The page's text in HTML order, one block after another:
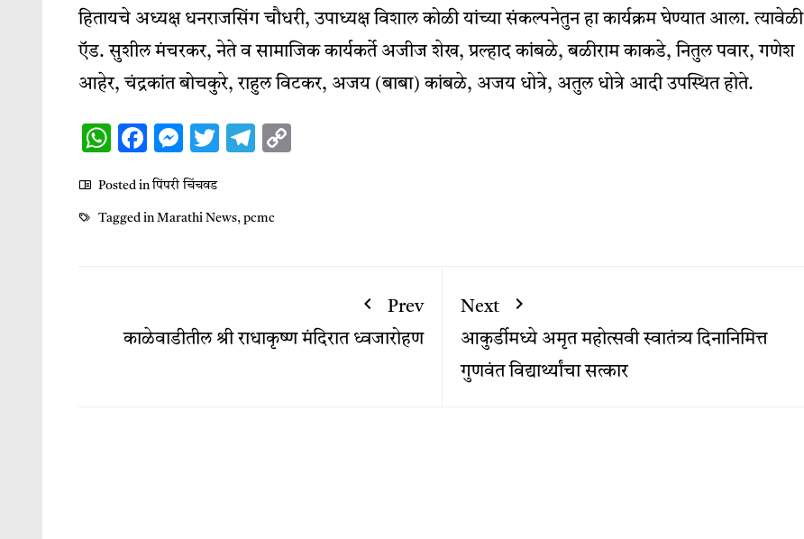
हितायचे अध्यक्ष धनराजसिंग चौधरी, उपाध्यक्ष विशाल कोळी यांच्या संकल्पनेतुन हा कार्यक्रम घेण्यात आला. त्यावेळी
ऍड. सुशील मंचरकर, नेते व सामाजिक कार्यकर्ते अजीज शेख, प्रल्हाद कांबळे, बळीराम काकडे, नितुल पवार, गणेश
आहेर, चंद्रकांत बोचकुरे, राहुल विटकर, अजय (बाबा) कांबळे, अजय धोत्रे, अतुल धोत्रे आदी उपस्थित होते.
WhatsApp
Facebook
Messenger
TwitterTelegram
Posted inपिंपरी चिंचवड
Tagged in Marathi News, pcmc
Prev
काळेवाडीतील श्री राधाकृष्ण मंदिरात ध्वजारोहण
Next
आकुर्डीमध्ये अमृत महोत्सवी स्वातंत्र्य दिनानिमित्त
गुणवंत विद्यार्थ्यांचा सत्कार